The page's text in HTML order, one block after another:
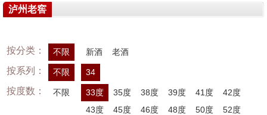
泸州老窖
按分类： 不限 新酒 老酒
按系列： 不限 34
按度数： 不限 33度 35度 38度 39度 41度
42度
43度
45度 46度 48度 50度
52度